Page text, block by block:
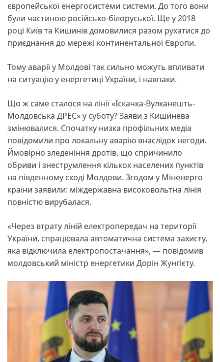
європейської енергосистеми системи. До того вони
були частиною російсько-білоруської. Ще у 2018
році Київ та Кишинів домовилися разом рухатися до
приєднання до мережі континентальної Європи.
Тому аварії у Молдові так сильно можуть впливати
на ситуацію у енергетиці України, і навпаки.
Що ж саме сталося на лінії «Іскачка-Вулканешть-
Молдовська ДРЕС» у суботу? Заяви з Кишинева
змінювалися. Спочатку низка профільних медіа
повідомили про локальну аварію внаслідок негоди.
Ймовірно зледеніння дротів, що спричинило
обриви і знеструмлення кількох населених пунктів
на південному сході Молдови. Згодом у Міненерго
країни заявили: міждержавна високовольтна лінія
повністю вирубалася.
«Через втрату ліній електропередач на території
України, спрацювала автоматична система захисту,
яка відключила електропостачання», — повідомив
молдовський міністр енергетики Дорін Жунгієту.